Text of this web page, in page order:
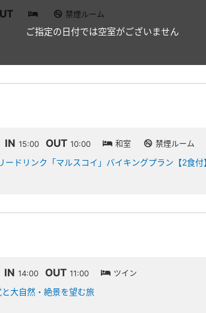
ご指定の日付では空室がございません
禁煙ルーム
IN 15:00 OUT 10:00 和室 禁煙ルーム
ードリンク「マルスコイ」バイキングプラン【2食付
IN 14:00 OUT 11:00 ツイン
と大自然・絶景を望む旅